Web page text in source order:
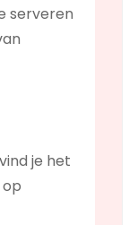
serveren
je het